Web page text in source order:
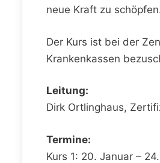
neue Kraft zu
Der Kurs ist bei der
Krankenkassen
Leitung:
Dirk Ortlinghaus,
Termine:
Kurs 1: 20. Januar –